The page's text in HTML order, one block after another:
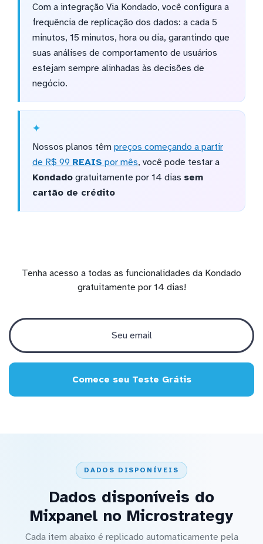
Com a integração Via Kondado, você configura a
frequência de replicação dos dados: a cada 5
minutos, 15 minutos, hora ou dia, garantindo que
suas análises de comportamento de usuários
estejam sempre alinhadas às decisões de
negócio.
Nossos planos têm preços começando a partir
de R$ 99 REAIS por mês, você pode testar a
Kondadogratuitamente por 14 dias sem
cartão de crédito
Tenha acesso a todas as funcionalidades da Kondado
gratuitamente por 14 dias!
Comece seu Teste Grátis
DADOS DISPONÍVEIS
Dados disponíveis do
Mixpanel no Microstrategy
Cada item abaixo é replicado automaticamente pela